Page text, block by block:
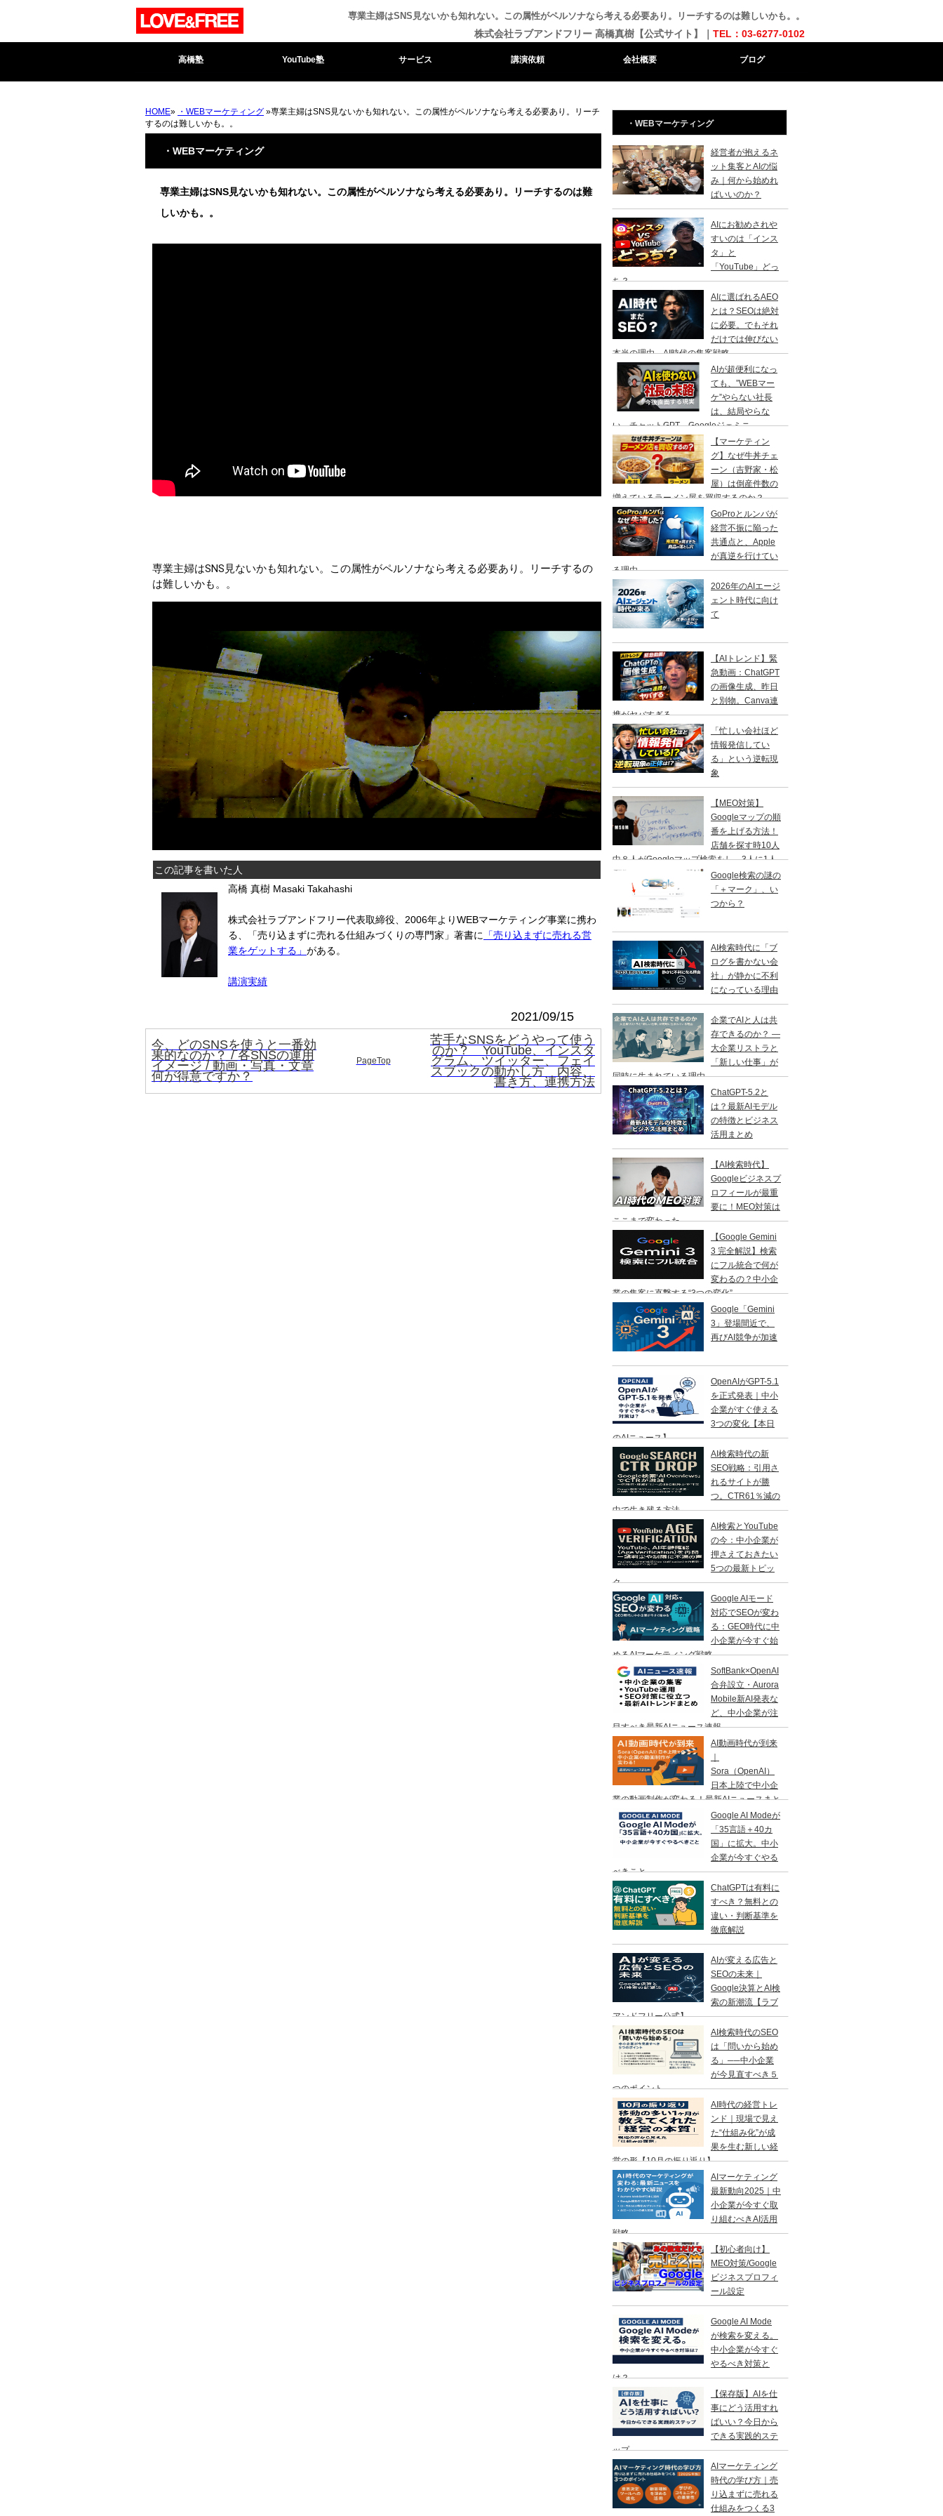
専業主婦はSNS見ないかも知れない。この属性がペルソナなら考える必要あり。リーチするのは難しいかも。。
株式会社ラブアンドフリー 高橋真樹【公式サイト】｜ TEL：03-6277-0102
高橋塾 YouTube塾 サービス 講演依頼 会社概要 ブログ
HOME» ・WEBマーケティング »専業主婦はSNS見ないかも知れない。この属性がペルソナなら考える必要あり。リーチ
するのは難しいかも。。
・WEBマーケティング
専業主婦はSNS見ないかも知れない。この属性がペルソナなら考える必要あり。リーチするのは難
しいかも。。
専業主婦はSNS見ないかも知れない。この属性がペルソナなら考える必要あり。リーチするの
は難しいかも。。
この記事を書いた人
高橋 真樹 Masaki Takahashi
株式会社ラブアンドフリー代表取締役、2006年よりWEBマーケティング事業に携わ
る、「売り込まずに売れる仕組みづくりの専門家」著書に
「売り込まずに売れる営
業をゲットする」 がある。
講演実績
2021/09/15
今、どのSNSを使うと一番効
果的なのか？ / 各SNSの運用
イメージ / 動画・写真・文章
何が得意ですか？
PageTop
苦手なSNSをどうやって使う
のか？ YouTube、インスタ
グラム、ツイッター、フェイ
スブックの動かし方 内容、
書き方、連携方法
・WEBマーケティング
経営者が抱えるネ
ット集客とAIの悩
み｜何から始めれ
ばいいのか？
AIにお勧めされや
すいのは「インス
タ」と
「YouTube」どっ
ち？
AIに選ばれるAEO
とは？SEOは絶対
に必要。でもそれ
だけでは伸びない
本当の理由、AI時代の集客戦略
AIが超便利になっ
ても、”WEBマー
ケ”やらない社長
は、結局やらな
い。チャットGPT、Googleジェミニ
【マーケティン
グ】なぜ牛丼チェ
ーン（吉野家・松
屋）は倒産件数の
増えているラーメン屋を買収するのか？
GoProとルンバが
経営不振に陥った
共通点と、Apple
が真逆を行けてい
る理由
2026年のAIエージ
ェント時代に向け
て
【AIトレンド】緊
急動画：ChatGPT
の画像生成、昨日
と別物。Canva連
携がヤバすぎる
「忙しい会社ほど
情報発信してい
る」という逆転現
象
【MEO対策】
Googleマップの順
番を上げる方法！
店舗を探す時10人
中８人がGoogleマップ検索をし、3人に1人
は１日以内に来店する事を知ってますか？
Google検索の謎の
「＋マーク」、い
つから？
AI検索時代に「ブ
ログを書かない会
社」が静かに不利
になっている理由
企業でAIと人は共
存できるのか？ ―
大企業リストラと
「新しい仕事」が
同時に生まれている理由 ―
ChatGPT-5.2と
は？最新AIモデル
の特徴とビジネス
活用まとめ
【AI検索時代】
Googleビジネスプ
ロフィールが最重
要に！MEO対策は
ここまで変わった
【Google Gemini
3 完全解説】検索
にフル統合で何が
変わるの？中小企
業の集客に直撃する“3つの変化”
Google「Gemini
3」登場間近で、
再びAI競争が加速
OpenAIがGPT-5.1
を正式発表｜中小
企業がすぐ使える
3つの変化【本日
のAIニュース】
AI検索時代の新
SEO戦略：引用さ
れるサイトが勝
つ。CTR61％減の
中で生き残る方法
AI検索とYouTube
の今：中小企業が
押さえておきたい
5つの最新トピッ
ク
Google AIモード
対応でSEOが変わ
る：GEO時代に中
小企業が今すぐ始
めるAIマーケティング戦略
SoftBank×OpenAI
合弁設立・Aurora
Mobile新AI発表な
ど、中小企業が注
目すべき最新AIニュース速報
AI動画時代が到来
Sora（OpenAI）
日本上陸で中小企
業の動画制作が変わる！最新AIニュースまと
め
Google AI Modeが
「35言語＋40カ
国」に拡大。中小
企業が今すぐやる
べきこと
ChatGPTは有料に
すべき？無料との
違い・判断基準を
徹底解説
AIが変える広告と
SEOの未来｜
Google決算とAI検
索の新潮流【ラブ
アンドフリー公式】
AI検索時代のSEO
は「問いから始め
る」──中小企業
が今見直すべき５
つのポイント
AI時代の経営トレ
ンド｜現場で見え
た“仕組み化”が成
果を生む新しい経
営の形【10月の振り返り】
AIマーケティング
最新動向2025｜中
小企業が今すぐ取
り組むべきAI活用
戦略
【初心者向け】
MEO対策/Google
ビジネスプロフィ
ール設定
Google AI Mode
が検索を変える。
中小企業が今すぐ
やるべき対策と
は？
【保存版】AIを仕
事にどう活用すれ
ばいい？今日から
できる実践的ステ
ップ
AIマーケティング
時代の学び方｜売
り込まずに売れる
仕組みをつくる3